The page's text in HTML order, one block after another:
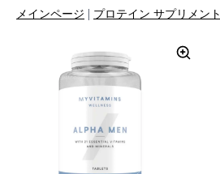
メインページ プロテイン サプリメント